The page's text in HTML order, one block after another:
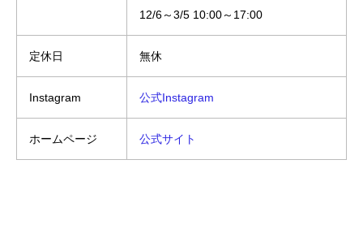
12/6～3/5 10:00～17:00
定休日 無休
Instagram 公式Instagram
ホームページ 公式サイト